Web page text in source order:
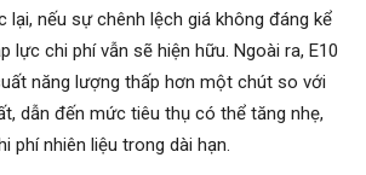
lại, nếu sự chênh lệch giá không đáng kể
lực chi phí vẫn sẽ hiện hữu. Ngoài ra, E10
năng lượng thấp hơn một chút so với
dẫn đến mức tiêu thụ có thể tăng nhẹ,
phí nhiên liệu trong dài hạn.